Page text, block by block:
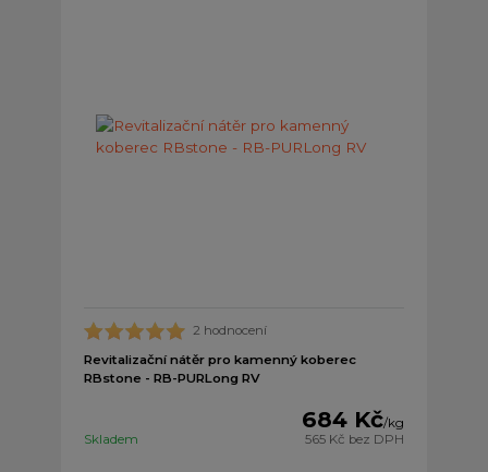
2 hodnocení
Revitalizační nátěr pro kamenný koberec
RBstone - RB-PURLong RV
684 Kč/kg
565 Kč bez DPH
Skladem